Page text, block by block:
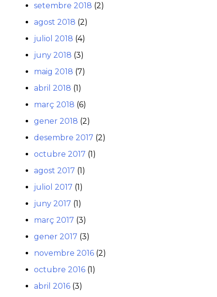
setembre 2018 (2)
agost 2018 (2)
juliol 2018 (4)
juny 2018 (3)
maig 2018 (7)
abril 2018 (1)
març 2018 (6)
gener 2018 (2)
desembre 2017 (2)
octubre 2017 (1)
agost 2017 (1)
juliol 2017 (1)
juny 2017 (1)
març 2017 (3)
gener 2017 (3)
novembre 2016 (2)
octubre 2016 (1)
abril 2016 (3)